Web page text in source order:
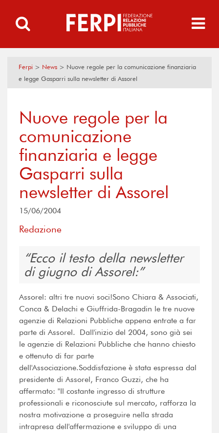
Ferpi > News > Nuove regole per la comunicazione finanziaria
e legge Gasparri sulla newsletter di Assorel
Nuove regole per la
comunicazione
finanziaria e legge
Gasparri sulla
newsletter di Assorel
15/06/2004
Redazione
Ecco il testo della newsletter
di giugno di Assorel:
Assorel: altri tre nuovi soci!Sono Chiara & Associati,
Conca & Delachi e Giuffrida-Bragadin le tre nuove
agenzie di Relazioni Pubbliche appena entrate a far
parte di Assorel. Dall'inizio del 2004, sono già sei
le agenzie di Relazioni Pubbliche che hanno chiesto
e ottenuto di far parte
dell'Associazione.Soddisfazione è stata espressa dal
presidente di Assorel, Franco Guzzi, che ha
affermato: "Il costante ingresso di strutture
professionali e riconosciute sul mercato, rafforza la
nostra motivazione a proseguire nella strada
intrapresa dell'affermazione e sviluppo di una